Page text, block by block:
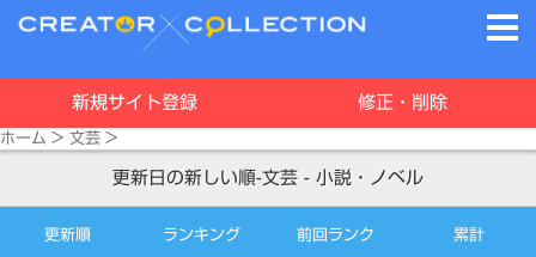
新規サイト登録 修正・削除
ホーム > 文芸 >
更新日の新しい順-文芸 - 小説・ノベル
更新順 ランキング 前回ランク 累計